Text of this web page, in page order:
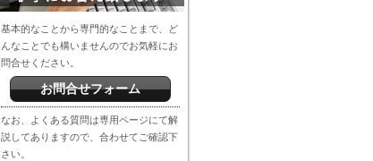
基本的なことから専門的なことまで、ど
んなことでも構いませんのでお気軽にお
問合せください。
お問合せフォーム
なお、よくある質問は専用ページにて解
説してありますので、合わせてご確認下
さい。